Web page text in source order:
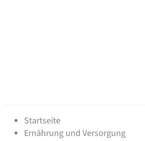
Berufsaussichten
Startseite
Ernährung und Versorgung